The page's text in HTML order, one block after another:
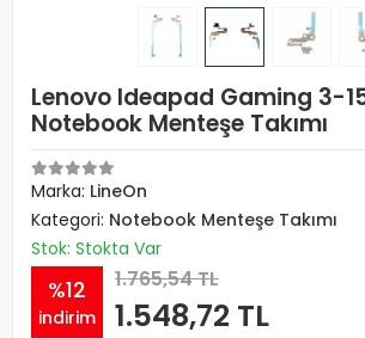
Lenovo Ideapad Gaming 3-
Notebook Menteşe Takımı
Marka: LineOn
Kategori: Notebook Menteşe Takımı
Stok: Stokta Var
%12
indirim
1.765,54 TL
1.548,72 TL